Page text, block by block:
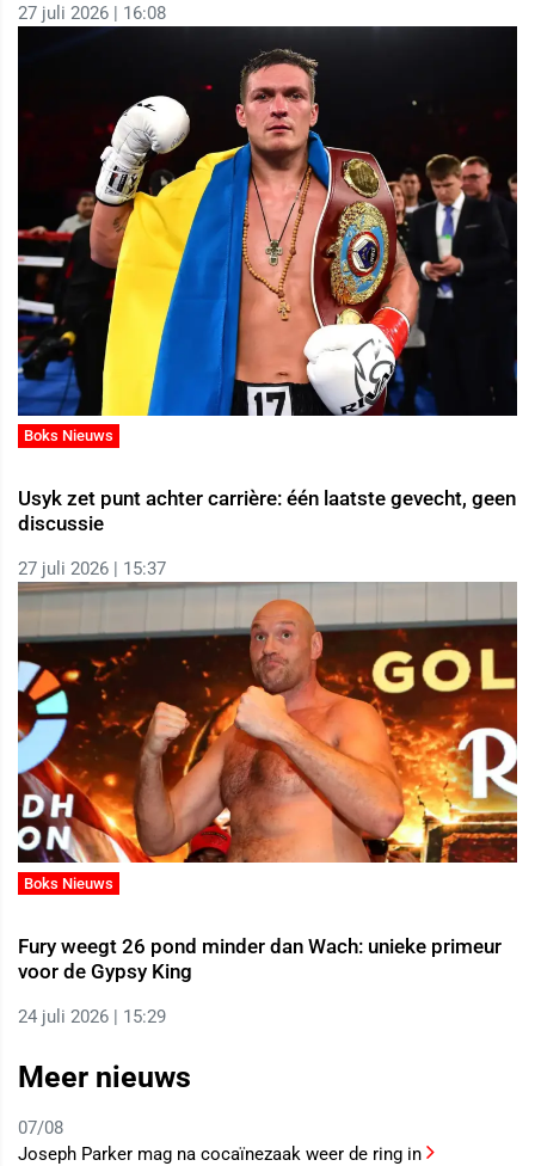
27 juli 2026 | 16:08
Boks Nieuws
Usyk zet punt achter carrière: één laatste gevecht, geen
discussie
27 juli 2026 | 15:37
Boks Nieuws
Fury weegt 26 pond minder dan Wach: unieke primeur
voor de Gypsy King
24 juli 2026 | 15:29
Meer nieuws
07/08
Joseph Parker mag na cocaïnezaak weer de ring in